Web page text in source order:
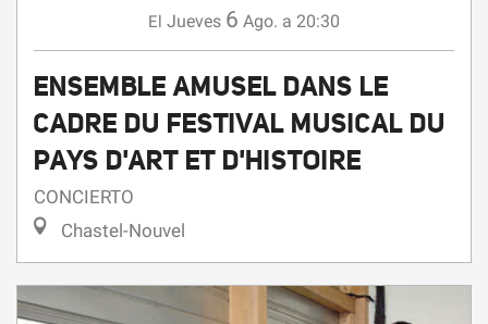
El Jueves 6 Ago. a 20:30
ENSEMBLE AMUSEL DANS LE
CADRE DU FESTIVAL MUSICAL DU
PAYS D'ART ET D'HISTOIRE
CONCIERTO
Chastel-Nouvel